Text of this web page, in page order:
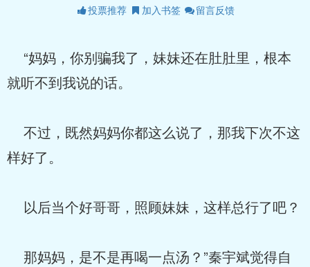
投票推荐 加入书签 留言反馈
“妈妈，你别骗我了，妹妹还在肚肚里，根本
就听不到我说的话。
不过，既然妈妈你都这么说了，那我下次不这
样好了。
以后当个好哥哥，照顾妹妹，这样总行了吧？
那妈妈，是不是再喝一点汤？”秦宇斌觉得自